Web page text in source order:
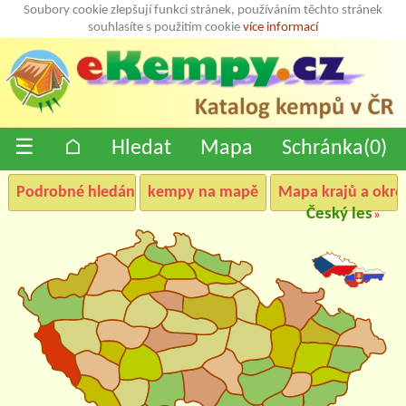
Soubory cookie zlepšují funkci stránek, používáním těchto stránek
souhlasíte s použitím cookie více informací
☰ ⌂ Hledat Mapa Schránka(0)
Podrobné hledání kempy na mapě
Mapa krajů a
Český les»